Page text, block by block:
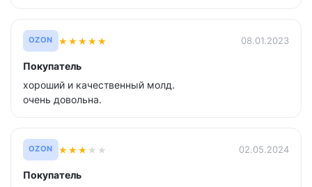
OZON ★★★★★ 08.01.2023
Покупатель
хороший и качественный молд.
очень довольна.
OZON ★★★ ★ ★ 02.05.2024
Покупатель